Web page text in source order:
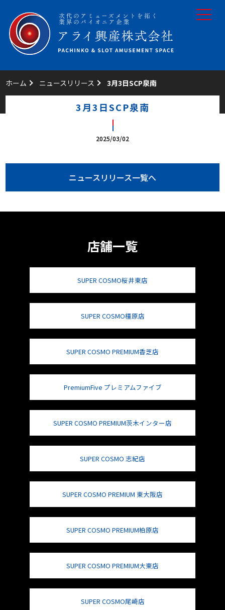
toggle
ホーム ニュースリリース 3月3日SCP泉南
3月3日SCP泉南
2025/03/02
ニュースリリース一覧へ
店舗一覧
SUPER COSMO桜井東店
SUPER COSMO橿原店
SUPER COSMO PREMIUM香芝店
PremiumFive プレミアムファイブ
SUPER COSMO PREMIUM茨木インター店
SUPER COSMO 志紀店
SUPER COSMO PREMIUM 東大阪店
SUPER COSMO PREMIUM柏原店
SUPER COSMO PREMIUM大東店
SUPER COSMO尾崎店